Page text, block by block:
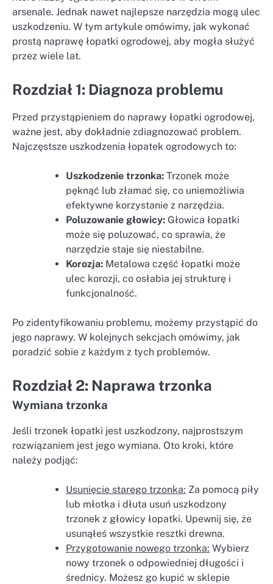
arsenale. Jednak nawet najlepsze narzędzia mogą ulec
uszkodzeniu. W tym artykule omówimy, jak wykonać
prostą naprawę łopatki ogrodowej, aby mogła służyć
przez wiele lat.
Rozdział 1: Diagnoza problemu
Przed przystąpieniem do naprawy łopatki ogrodowej,
ważne jest, aby dokładnie zdiagnozować problem.
Najczęstsze uszkodzenia łopatek ogrodowych to:
Uszkodzenie trzonka: Trzonek może
pęknąć lub złamać się, co uniemożliwia
efektywne korzystanie z narzędzia.
Poluzowanie głowicy: Głowica łopatki
może się poluzować, co sprawia, że
narzędzie staje się niestabilne.
Korozja: Metalowa część łopatki może
ulec korozji, co osłabia jej strukturę i
funkcjonalność.
Po zidentyfikowaniu problemu, możemy przystąpić do
jego naprawy. W kolejnych sekcjach omówimy, jak
poradzić sobie z każdym z tych problemów.
Rozdział 2: Naprawa trzonka
Wymiana trzonka
Jeśli trzonek łopatki jest uszkodzony, najprostszym
rozwiązaniem jest jego wymiana. Oto kroki, które
należy podjąć:
Usunięcie starego trzonka: Za pomocą piły
lub młotka i dłuta usuń uszkodzony
trzonek z głowicy łopatki. Upewnij się, że
usunąłeś wszystkie resztki drewna.
Przygotowanie nowego trzonka: Wybierz
nowy trzonek o odpowiedniej długości i
średnicy. Możesz go kupić w sklepie